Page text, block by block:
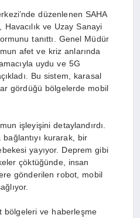
düzenlenen SAHA
ve Uzay Sanayi
tanıttı. Genel Müdür
afet ve kriz anlarında
uydu ve 5G
Bu sistem, karasal
gördüğü bölgelerde mobil
işleyişini detaylandırdı.
kurarak, bir
yayıyor. Deprem gibi
çöktüğünde, insan
gönderilen robot, mobil
bölgeleri ve haberleşme